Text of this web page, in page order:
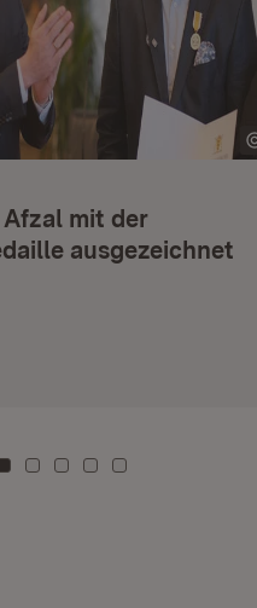
mit der
ausgezeichnet
Zu Kachel: 0
Zu Kachel: 3
Zu Kachel: 6
Zu Kachel: 9
Zu Kachel: 12